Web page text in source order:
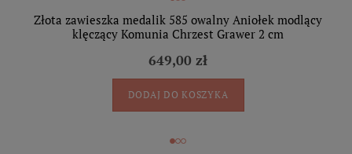
Złota zawieszka medalik 585 owalny Aniołek modlący
klęczący Komunia Chrzest Grawer 2 cm
649,00 zł
DODAJ DO KOSZYKA